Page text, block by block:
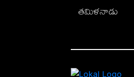
తమిళనాడు